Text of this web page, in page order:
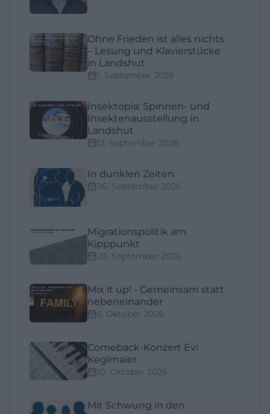
Ohne Frieden ist alles nichts
– Lesung und Klavierstücke
in Landshut
1. September 2026
Insektopia: Spinnen- und
Insektenausstellung in
Landshut
13. September 2026
In dunklen Zeiten
26. September 2026
Migrationspolitik am
Kipppunkt
29. September 2026
Mix it up! - Gemeinsam statt
nebeneinander
5. Oktober 2026
Comeback-Konzert Evi
Keglmaier
10. Oktober 2026
Mit Schwung in den